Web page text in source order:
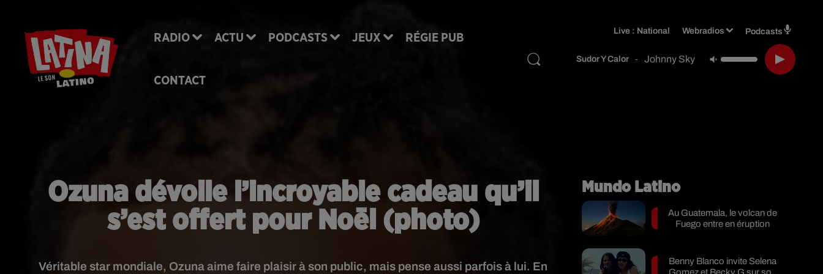
RADIO ACTU PODCASTS JEUX RÉGIE PUB
CONTACT
Live : National Webradios Podcasts
Sudor Y Calor - Johnny Sky
Ozuna dévoile l’incroyable cadeau qu’il
s’est offert pour Noël (photo)
Véritable star mondiale, Ozuna aime faire plaisir à son public, mais pense aussi parfois à lui. En
Mundo Latino
Au Guatemala, le volcan de
Fuego entre en éruption
Benny Blanco invite Selena
Gomez et Becky G sur son